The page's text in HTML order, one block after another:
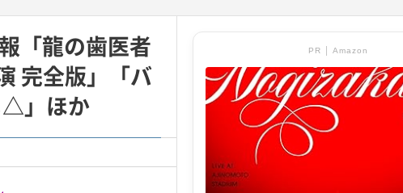
「龍の歯医者
完全版」「バ
△」ほか
PR │ Amazon